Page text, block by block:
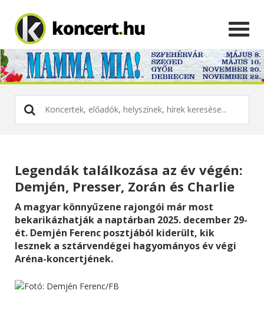
Legendák találkozása az év végén:
Demjén, Presser, Zorán és Charlie
A magyar könnyűzene rajongói már most
bekarikázhatják a naptárban 2025. december 29-
ét. Demjén Ferenc posztjából kiderült, kik
lesznek a sztárvendégei hagyományos év végi
Aréna-koncertjének.